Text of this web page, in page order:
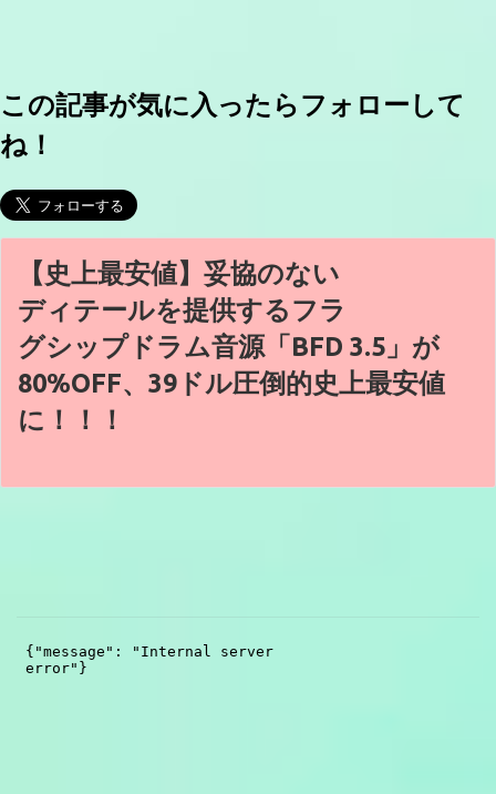
この記事が気に入ったらフォローして
ね！
【史上最安値】妥協のない
ディテールを提供するフラ
グシップドラム音源「BFD 3.5」が
80%OFF、39ドル圧倒的史上最安値
に！！！